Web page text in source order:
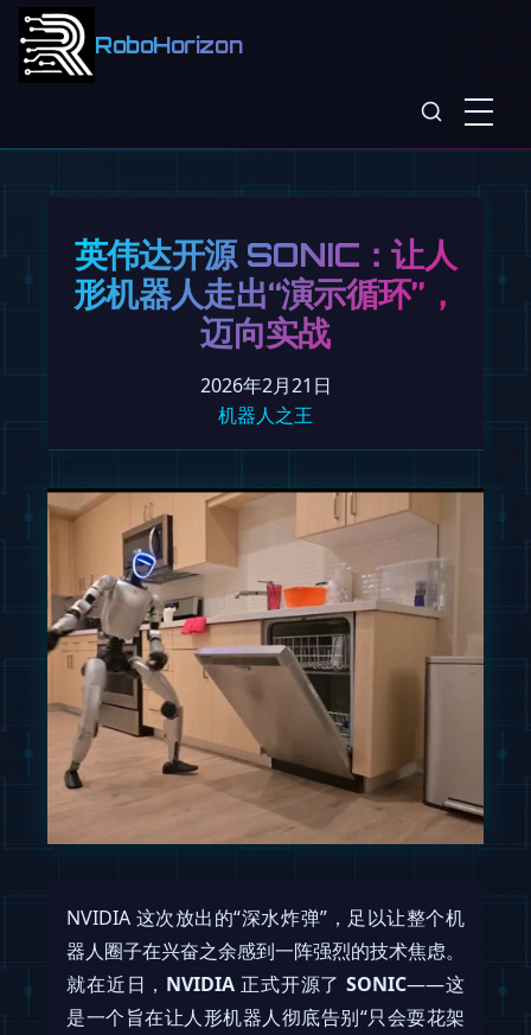
RoboHorizon
英伟达开源 SONIC：让人
形机器人走出“演示循环”，
迈向实战
2026年2月21日
机器人之王
NVIDIA 这次放出的“深水炸弹”，足以让整个机
器人圈子在兴奋之余感到一阵强烈的技术焦虑。
就在近日， NVIDIA 正式开源了SONIC——这
是一个旨在让人形机器人彻底告别“只会耍花架